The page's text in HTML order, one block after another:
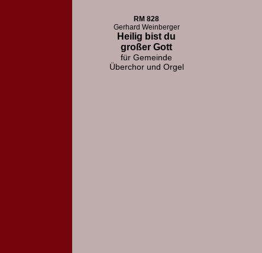
RM 828
Gerhard Weinberger
Heilig bist du
großer Gott
für Gemeinde
Überchor und Orgel